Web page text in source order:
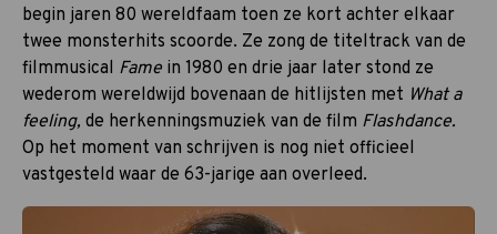
begin jaren 80 wereldfaam toen ze kort achter elkaar
twee monsterhits scoorde. Ze zong de titeltrack van de
filmmusical Fame in 1980 en drie jaar later stond ze
wederom wereldwijd bovenaan de hitlijsten met What a
feeling, de herkenningsmuziek van de film Flashdance.
Op het moment van schrijven is nog niet officieel
vastgesteld waar de 63-jarige aan overleed.